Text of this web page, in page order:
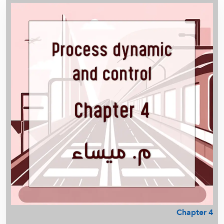
م. زينب - رياضيات - الصف العاشر
Material and Energybalance - م. ميساء
أ. عذاري - Pre English - كلية الهندسة
أ. أسامة شاهين - Math 250 - شرح نوت د/ عبد الله العازمي
أ. أسامة شاهين - تحليل عقدي Math (330)
م. ميساء - Physical Chemistry 214
م . محمد يونس - IMSE451 - Reliability &
Maintainability
م . محمد يونس - IMSE457 - Quality Control
م . محمد يونس - Operations Research IMSE 361
Nuclear Medicine 3 Package (2026) - Midterm
Nuclear Medicine 4 Package (2026) - Midterm
Nuclear Medicine 3 Package (2026) - Final
Nuclear Medicine 4 Package (2026) - Final
أ. سالم الشمري - Physiology
Chapter 4